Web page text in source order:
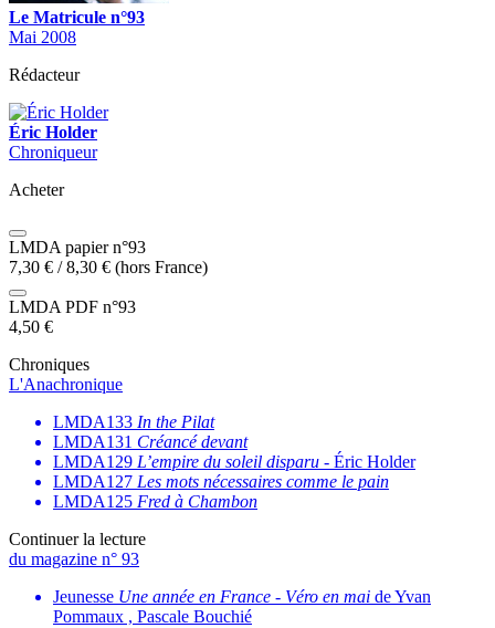
Le Matricule n°93
Mai 2008
Rédacteur
Éric Holder
Chroniqueur
Acheter
LMDA papier n°93
7,30 € /8,30 € (hors France)
LMDA PDF n°93
4,50 €
Chroniques
L'Anachronique
LMDA133 In the Pilat
LMDA131 Créancé devant
LMDA129 L’empire du soleil disparu - Éric Holder
LMDA127 Les mots nécessaires comme le pain
LMDA125 Fred à Chambon
Continuer la lecture
du magazine n° 93
Jeunesse Une année en France - Véro en mai de Yvan
Pommaux , Pascale Bouchié